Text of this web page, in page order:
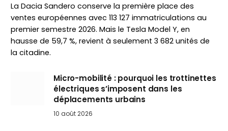
La Dacia Sandero conserve la première place des
ventes européennes avec 113 127 immatriculations au
premier semestre 2026. Mais le Tesla Model Y, en
hausse de 59,7 %, revient à seulement 3 682 unités de
la citadine.
Micro-mobilité : pourquoi les trottinettes
électriques s’imposent dans les
déplacements urbains
10 août 2026